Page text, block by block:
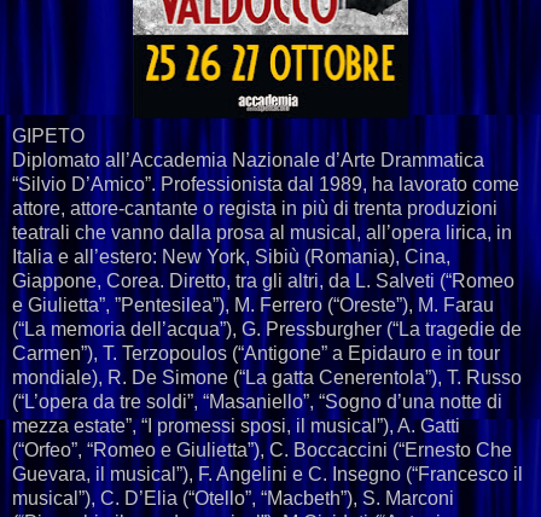
GIPETO
Diplomato all’Accademia Nazionale d’Arte Drammatica
“Silvio D’Amico”. Professionista dal 1989, ha lavorato come
attore, attore-cantante o regista in più di trenta produzioni
teatrali che vanno dalla prosa al musical, all’opera lirica, in
Italia e all’estero: New York, Sibiù (Romania), Cina,
Giappone, Corea. Diretto, tra gli altri, da L. Salveti (“Romeo
e Giulietta”, ”Pentesilea”), M. Ferrero (“Oreste”), M. Farau
(“La memoria dell’acqua”), G. Pressburgher (“La tragedie de
Carmen”), T. Terzopoulos (“Antigone” a Epidauro e in tour
mondiale), R. De Simone (“La gatta Cenerentola”), T. Russo
(“L’opera da tre soldi”, “Masaniello”, “Sogno d’una notte di
mezza estate”, “I promessi sposi, il musical”), A. Gatti
(“Orfeo”, “Romeo e Giulietta”), C. Boccaccini (“Ernesto Che
Guevara, il musical”), F. Angelini e C. Insegno (“Francesco il
musical”), C. D’Elia (“Otello”, “Macbeth”), S. Marconi